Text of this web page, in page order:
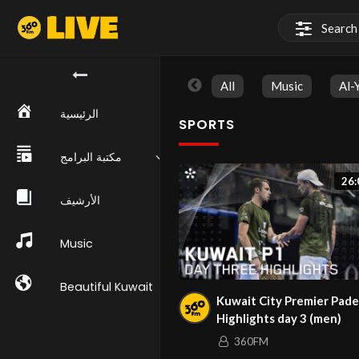
الرئيسية
مكتبة البرامج
الأرشيف
Music
Beautiful Kuwait
All Music Al-
SPORTS
Kuwait City Premier
Highlights day 3 (men)
360FM